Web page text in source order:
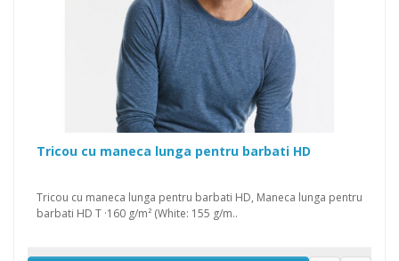
Tricou cu maneca lunga pentru barbati HD
Tricou cu maneca lunga pentru barbati HD, Maneca lunga pentru
barbati HD T ·160 g/m² (White: 155 g/m..